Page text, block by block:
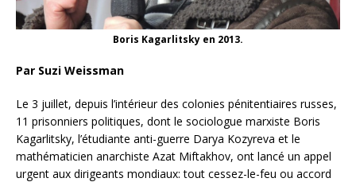
Boris Kagarlitsky en 2013.
Par Suzi Weissman
Le 3 juillet, depuis l’intérieur des colonies pénitentiaires russes,
11 prisonniers politiques, dont le sociologue marxiste Boris
Kagarlitsky, l’étudiante anti-guerre Darya Kozyreva et le
mathématicien anarchiste Azat Miftakhov, ont lancé un appel
urgent aux dirigeants mondiaux: tout cessez-le-feu ou accord